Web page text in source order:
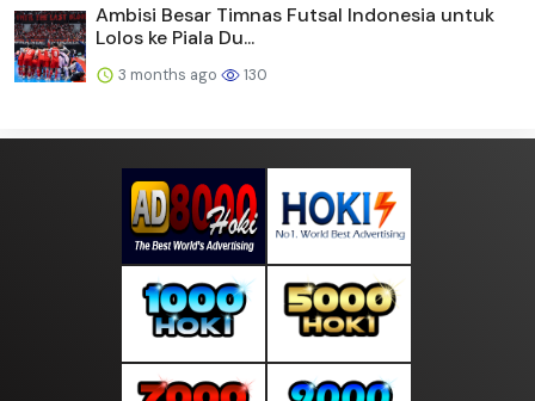
Ambisi Besar Timnas Futsal Indonesia untuk
Lolos ke Piala Du...
3 months ago 130